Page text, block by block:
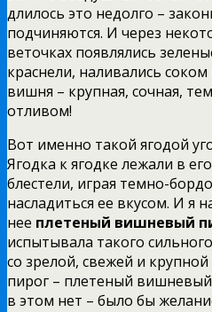
длилось это недолго –
подчиняются. И через
веточках появлялись
краснели, наливались
вишня – крупная, сочная,
отливом!
Вот именно такой ягодой
Ягодка к ягодке лежали в
блестели, играя темно-
насладиться ее вкусом. И я
нее плетеный вишневый
испытывала такого
со зрелой, свежей и
пирог – плетеный
в этом нет – было бы